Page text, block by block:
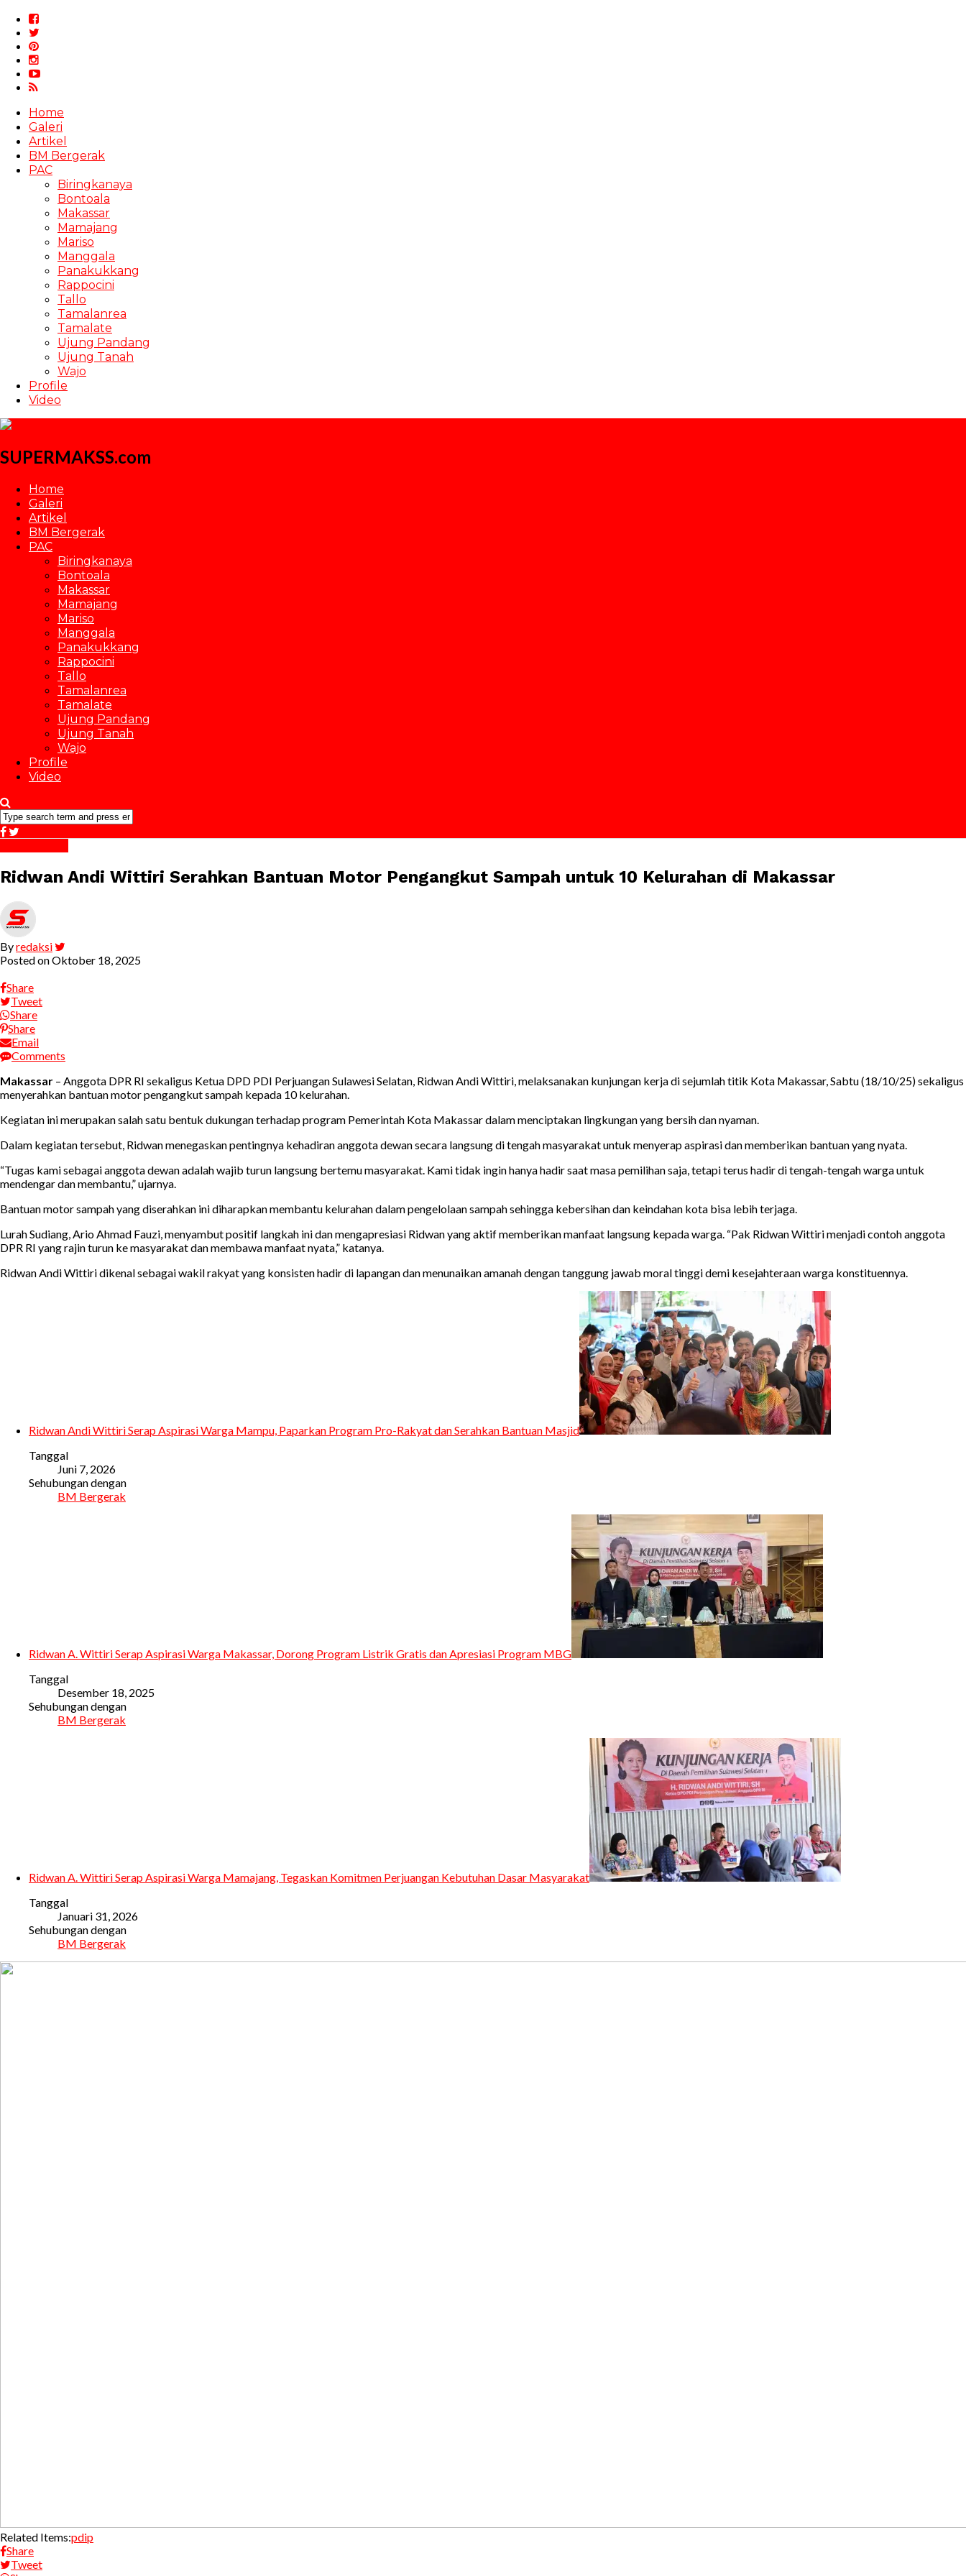
Home
Galeri
Artikel
BM Bergerak
PAC
Biringkanaya
Bontoala
Makassar
Mamajang
Mariso
Manggala
Panakukkang
Rappocini
Tallo
Tamalanrea
Tamalate
Ujung Pandang
Ujung Tanah
Wajo
Profile
Video
SUPERMAKSS.com
Home
Galeri
Artikel
BM Bergerak
PAC
Biringkanaya
Bontoala
Makassar
Mamajang
Mariso
Manggala
Panakukkang
Rappocini
Tallo
Tamalanrea
Tamalate
Ujung Pandang
Ujung Tanah
Wajo
Profile
Video
Ridwan Andi Wittiri Serahkan Bantuan Motor Pengangkut Sampah untuk 10 Kelurahan di Makassar
Byredaksi
Posted onOktober 18, 2025
Share
Tweet
Share
Share
Email
Comments
Makassar – Anggota DPR RI sekaligus Ketua DPD PDI Perjuangan Sulawesi Selatan, Ridwan Andi Wittiri, melaksanakan kunjungan kerja di sejumlah titik Kota Makassar, Sabtu (18/10/25) sekaligus
menyerahkan bantuan motor pengangkut sampah kepada 10 kelurahan.
Kegiatan ini merupakan salah satu bentuk dukungan terhadap program Pemerintah Kota Makassar dalam menciptakan lingkungan yang bersih dan nyaman.
Dalam kegiatan tersebut, Ridwan menegaskan pentingnya kehadiran anggota dewan secara langsung di tengah masyarakat untuk menyerap aspirasi dan memberikan bantuan yang nyata.
“Tugas kami sebagai anggota dewan adalah wajib turun langsung bertemu masyarakat. Kami tidak ingin hanya hadir saat masa pemilihan saja, tetapi terus hadir di tengah-tengah warga untuk
mendengar dan membantu,” ujarnya.
Bantuan motor sampah yang diserahkan ini diharapkan membantu kelurahan dalam pengelolaan sampah sehingga kebersihan dan keindahan kota bisa lebih terjaga.
Lurah Sudiang, Ario Ahmad Fauzi, menyambut positif langkah ini dan mengapresiasi Ridwan yang aktif memberikan manfaat langsung kepada warga. “Pak Ridwan Wittiri menjadi contoh anggota
DPR RI yang rajin turun ke masyarakat dan membawa manfaat nyata,” katanya.
Ridwan Andi Wittiri dikenal sebagai wakil rakyat yang konsisten hadir di lapangan dan menunaikan amanah dengan tanggung jawab moral tinggi demi kesejahteraan warga konstituennya.
Ridwan Andi Wittiri Serap Aspirasi Warga Mampu, Paparkan Program Pro-Rakyat dan Serahkan Bantuan Masjid
Tanggal
Juni 7, 2026
Sehubungan dengan
BM Bergerak
Ridwan A. Wittiri Serap Aspirasi Warga Makassar, Dorong Program Listrik Gratis dan Apresiasi Program MBG
Tanggal
Desember 18, 2025
Sehubungan dengan
BM Bergerak
Ridwan A. Wittiri Serap Aspirasi Warga Mamajang, Tegaskan Komitmen Perjuangan Kebutuhan Dasar Masyarakat
Tanggal
Januari 31, 2026
Sehubungan dengan
BM Bergerak
Related Items:pdip
Share
Tweet